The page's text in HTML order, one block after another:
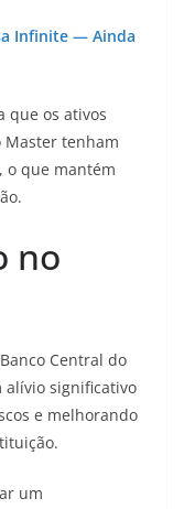
Infinite — Ainda
que os ativos
Master tenham
o que mantém
no
Central do
alívio significativo
e melhorando
um